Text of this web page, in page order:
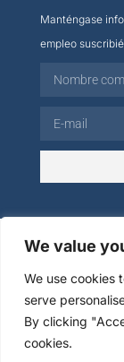
We value
We use cookies
serve
By clicking
cookies.
Manténgase
empleo
© 2026
Aviso jurídico
FR